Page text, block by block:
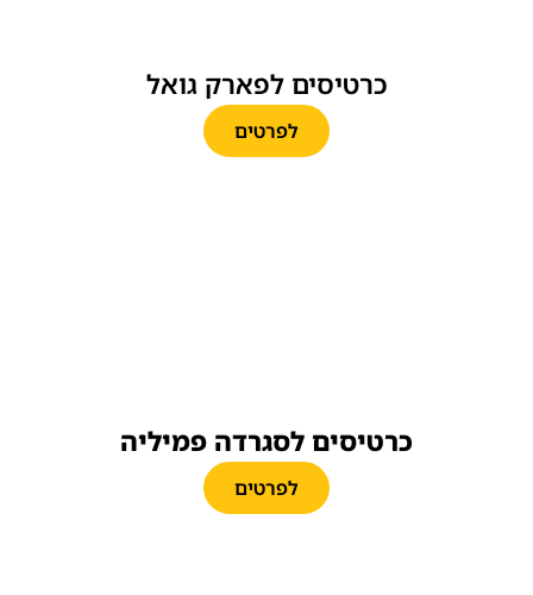
כרטיסים לפארק גואל
לפרטים
כרטיסים לסגרדה פמיליה
לפרטים